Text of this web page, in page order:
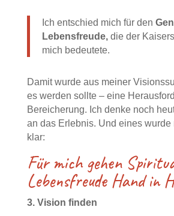
Ich entschied mich für den
Lebensfreude,die der
mich bedeutete.
Damit wurde aus meiner
es werden sollte – eine
Bereicherung. Ich denke noch
an das Erlebnis. Und eines wurde
klar:
Für mich gehen
Lebensfreude Hand in
3. Vision finden